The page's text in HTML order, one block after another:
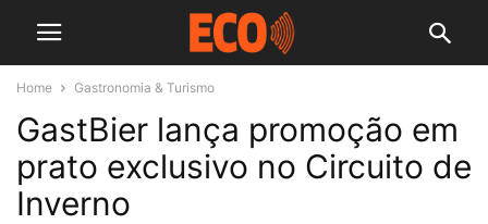
Home Gastronomia & Turismo
GastBier lança promoção em
prato exclusivo no Circuito de
Inverno